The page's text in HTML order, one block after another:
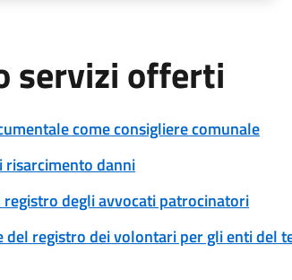
servizi offerti
come consigliere comunale
risarcimento danni
registro degli avvocati patrocinatori
del registro dei volontari per gli enti del